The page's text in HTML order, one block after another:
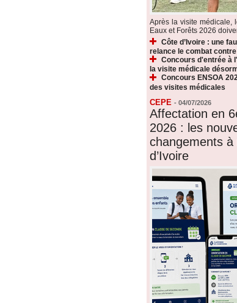
Après la visite médicale,
Eaux et Forêts 2026
Côte d’Ivoire : une
relance le combat
Concours d'entrée à
la visite médicale
Concours ENSOA
des visites médicales
CEPE - 04/07/2026
Affectation en
2026 : les
changements
d’Ivoire